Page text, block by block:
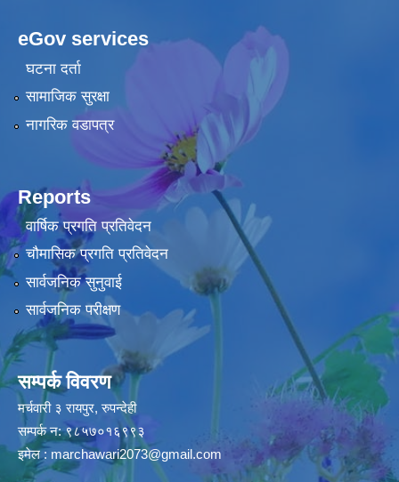
eGov services
घटना दर्ता
सामाजिक सुरक्षा
नागरिक वडापत्र
Reports
वार्षिक प्रगति प्रतिवेदन
चौमासिक प्रगति प्रतिवेदन
सार्वजनिक सुनुवाई
सार्वजनिक परीक्षण
सम्पर्क विवरण
मर्चवारी ३ रायपुर, रुपन्देही
सम्पर्क न: ९८५७०१६९९३
इमेल : marchawari2073@gmail.com